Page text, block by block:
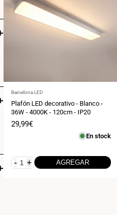
Proveedor:
Barcelona LED
Plafón LED decorativo - Blanco -
36W - 4000K - 120cm - IP20
Precio
29,99€
En stock
- + AGREGAR